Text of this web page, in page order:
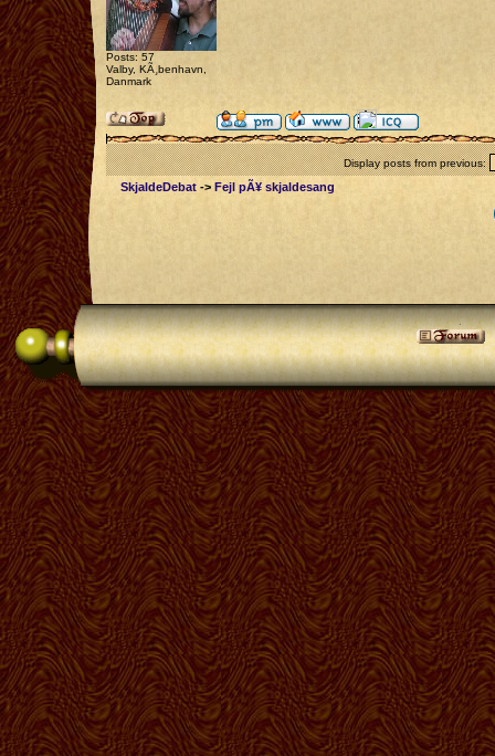
Posts: 57
Valby, KÃ¸benhavn,
Danmark
Display posts from previous:
SkjaldeDebat -> Fejl pÃ¥ skjaldesang